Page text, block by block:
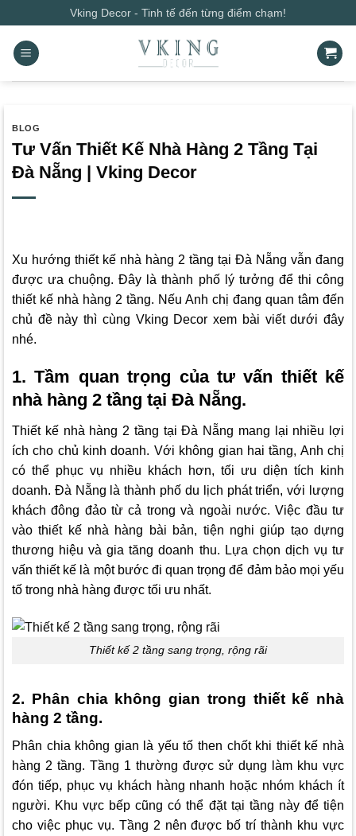
qua
nội
dung
Vking Decor - Tinh tế đến từng điểm chạm!
BLOG
Tư Vấn Thiết Kế Nhà Hàng 2 Tầng Tại
Đà Nẵng | Vking Decor
Xu hướng thiết kế nhà hàng 2 tầng tại Đà Nẵng vẫn đang
được ưa chuộng. Đây là thành phố lý tưởng để thi công
thiết kế nhà hàng 2 tầng. Nếu Anh chị đang quan tâm đến
chủ đề này thì cùng Vking Decor xem bài viết dưới đây
nhé.
1. Tầm quan trọng của tư vấn thiết kế
nhà hàng 2 tầng tại Đà Nẵng.
Thiết kế nhà hàng 2 tầng tại Đà Nẵng mang lại nhiều lợi
ích cho chủ kinh doanh. Với không gian hai tầng, Anh chị
có thể phục vụ nhiều khách hơn, tối ưu diện tích kinh
doanh. Đà Nẵng là thành phố du lịch phát triển, với lượng
khách đông đảo từ cả trong và ngoài nước. Việc đầu tư
vào thiết kế nhà hàng bài bản, tiện nghi giúp tạo dựng
thương hiệu và gia tăng doanh thu. Lựa chọn dịch vụ tư
vấn thiết kế là một bước đi quan trọng để đảm bảo mọi yếu
tố trong nhà hàng được tối ưu nhất.
Thiết kế 2 tầng sang trọng, rộng rãi
2. Phân chia không gian trong thiết kế nhà
hàng 2 tầng.
Phân chia không gian là yếu tố then chốt khi thiết kế nhà
hàng 2 tầng. Tầng 1 thường được sử dụng làm khu vực
đón tiếp, phục vụ khách hàng nhanh hoặc nhóm khách ít
người. Khu vực bếp cũng có thể đặt tại tầng này để tiện
cho việc phục vụ. Tầng 2 nên được bố trí thành khu vực